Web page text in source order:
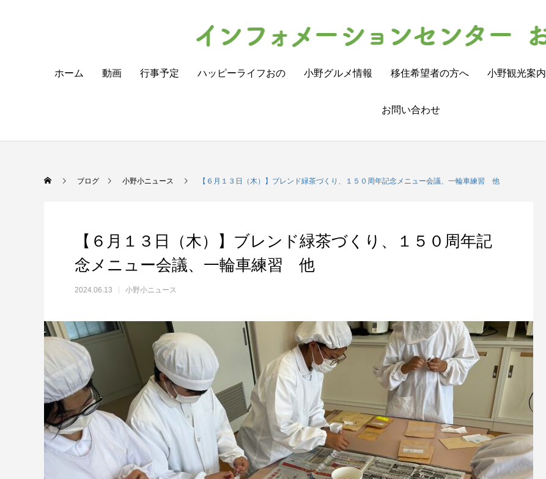
ホーム 動画 行事予定 ハッピーライフおの 小野グルメ情報 移住希望者の方へ 小野観光案内
お問い合わせ
ブログ 小野小ニュース 【６月１３日（木）】ブレンド緑茶づくり、１５０周年記念メニュー会議、一輪車練習 他
【６月１３日（木）】ブレンド緑茶づくり、１５０周年記
念メニュー会議、一輪車練習 他
2024.06.13 小野小ニュース